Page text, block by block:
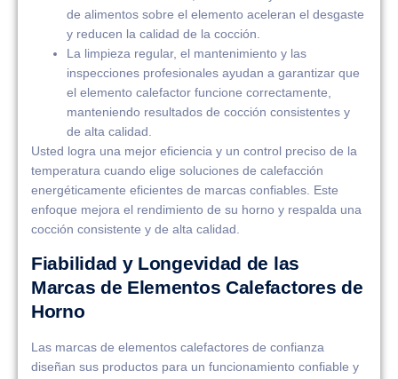
de alimentos sobre el elemento aceleran el desgaste
y reducen la calidad de la cocción.
La limpieza regular, el mantenimiento y las
inspecciones profesionales ayudan a garantizar que
el elemento calefactor funcione correctamente,
manteniendo resultados de cocción consistentes y
de alta calidad.
Usted logra una mejor eficiencia y un control preciso de la
temperatura cuando elige soluciones de calefacción
energéticamente eficientes de marcas confiables. Este
enfoque mejora el rendimiento de su horno y respalda una
cocción consistente y de alta calidad.
Fiabilidad y Longevidad de las
Marcas de Elementos Calefactores de
Horno
Las marcas de elementos calefactores de confianza
diseñan sus productos para un funcionamiento confiable y